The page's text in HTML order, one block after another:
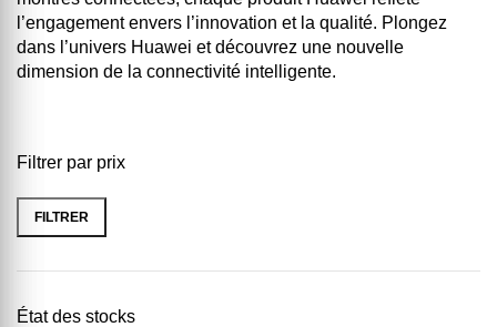
Filtrer par prix
FILTRER
État des stocks
l’engagement envers l’innovation et la qualité. Plongez
dans l’univers Huawei et découvrez une nouvelle
dimension de la connectivité intelligente.